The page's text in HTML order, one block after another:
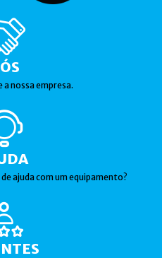
a nossa empresa.
ajuda com um equipamento?